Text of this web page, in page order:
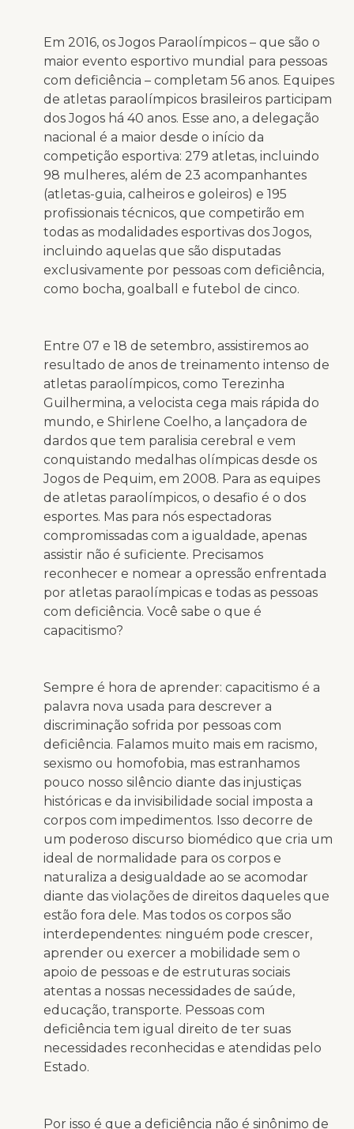
Em 2016, os Jogos Paraolímpicos – que são o
maior evento esportivo mundial para pessoas
com deficiência – completam 56 anos. Equipes
de atletas paraolímpicos brasileiros participam
dos Jogos há 40 anos. Esse ano, a delegação
nacional é a maior desde o início da
competição esportiva: 279 atletas, incluindo
98 mulheres, além de 23 acompanhantes
(atletas-guia, calheiros e goleiros) e 195
profissionais técnicos, que competirão em
todas as modalidades esportivas dos Jogos,
incluindo aquelas que são disputadas
exclusivamente por pessoas com deficiência,
como bocha, goalball e futebol de cinco.
Entre 07 e 18 de setembro, assistiremos ao
resultado de anos de treinamento intenso de
atletas paraolímpicos, como Terezinha
Guilhermina, a velocista cega mais rápida do
mundo, e Shirlene Coelho, a lançadora de
dardos que tem paralisia cerebral e vem
conquistando medalhas olímpicas desde os
Jogos de Pequim, em 2008. Para as equipes
de atletas paraolímpicos, o desafio é o dos
esportes. Mas para nós espectadoras
compromissadas com a igualdade, apenas
assistir não é suficiente. Precisamos
reconhecer e nomear a opressão enfrentada
por atletas paraolímpicas e todas as pessoas
com deficiência. Você sabe o que é
capacitismo?
Sempre é hora de aprender: capacitismo é a
palavra nova usada para descrever a
discriminação sofrida por pessoas com
deficiência. Falamos muito mais em racismo,
sexismo ou homofobia, mas estranhamos
pouco nosso silêncio diante das injustiças
históricas e da invisibilidade social imposta a
corpos com impedimentos. Isso decorre de
um poderoso discurso biomédico que cria um
ideal de normalidade para os corpos e
naturaliza a desigualdade ao se acomodar
diante das violações de direitos daqueles que
estão fora dele. Mas todos os corpos são
interdependentes: ninguém pode crescer,
aprender ou exercer a mobilidade sem o
apoio de pessoas e de estruturas sociais
atentas a nossas necessidades de saúde,
educação, transporte. Pessoas com
deficiência tem igual direito de ter suas
necessidades reconhecidas e atendidas pelo
Estado.
Por isso é que a deficiência não é sinônimo de